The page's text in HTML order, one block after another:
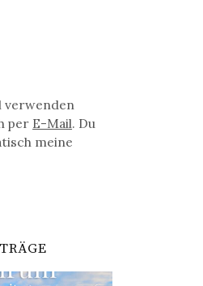
verwenden
per E-Mail. Du
meine